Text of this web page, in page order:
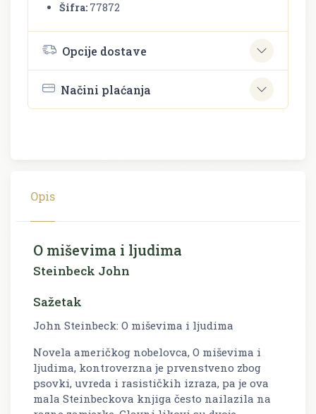
Šifra: 77872
Opcije dostave
Načini plaćanja
Opis
O miševima i ljudima
Steinbeck John
Sažetak
John Steinbeck: O miševima i ljudima
Novela američkog nobelovca, O miševima i
ljudima, kontroverzna je prvenstveno zbog
psovki, uvreda i rasističkih izraza, pa je ova
mala Steinbeckova knjiga često nailazila na